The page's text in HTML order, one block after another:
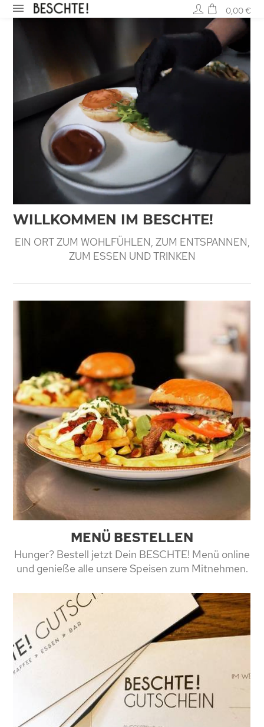
0,00 €
WILLKOMMEN IM BESCHTE!
EIN ORT ZUM WOHLFÜHLEN, ZUM ENTSPANNEN,
ZUM ESSEN UND TRINKEN
MENÜ BESTELLEN
Hunger? Bestell jetzt Dein BESCHTE! Menü online
und genieße alle unsere Speisen zum Mitnehmen.